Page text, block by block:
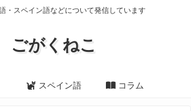
・スペイン語などについて発信しています
ごがくねこ
スペイン語 コラム